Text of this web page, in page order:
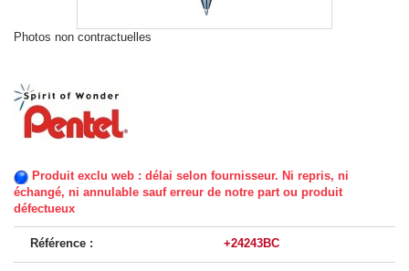
Photos non contractuelles
Produit exclu web : délai selon fournisseur. Ni repris, ni
échangé, ni annulable sauf erreur de notre part ou produit
défectueux
Référence : +24243BC